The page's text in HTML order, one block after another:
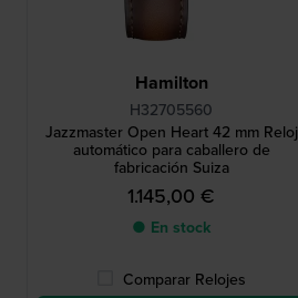
Hamilton
H32705560
Jazzmaster Open Heart 42 mm Reloj
automático para caballero de
fabricación Suiza
1.145,00 €
● En stock
Comparar Relojes